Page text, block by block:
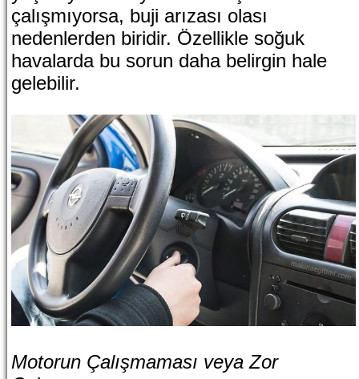
çalışmıyorsa, buji arızası olası
nedenlerden biridir. Özellikle soğuk
havalarda bu sorun daha belirgin hale
gelebilir.
Motorun Çalışmaması veya Zor